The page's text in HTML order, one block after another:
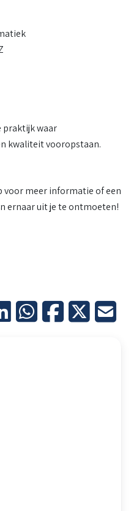
praktijk waar
kwaliteit vooropstaan.
voor meer informatie of een
ernaar uit je te ontmoeten!